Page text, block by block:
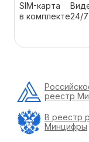
SIM-карта
в комплекте24/7
реестр
В реестр
Минцифры